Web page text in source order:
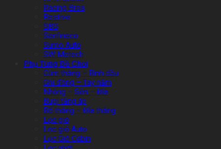
Racing Bros
Restive
SBS
Senfineco
Sumo Auto
SW Motech
Phụ Tùng Đồ Chơi
Cùm thắng – Bình dầu
Ghi đông – Tay nắm
Nhông – Sên – Đĩa
Bugi tăng áp
Bố thắng – Đĩa thắng
Lọc gió
Lọc gió Auto
Lọc Gió Cabin